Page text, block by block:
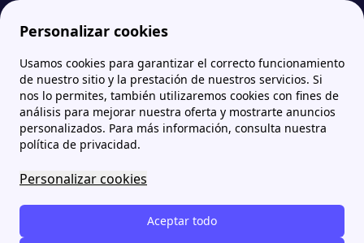
Personalizar cookies
Usamos cookies para garantizar el correcto funcionamiento
de nuestro sitio y la prestación de nuestros servicios. Si
nos lo permites, también utilizaremos cookies con fines de
análisis para mejorar nuestra oferta y mostrarte anuncios
personalizados. Para más información, consulta nuestra
política de privacidad.
Personalizar cookies
Aceptar todo
Papernest.es Trámites Luz y Gas ¿Cómo cambiar de comercializadora de luz en 2026?
¿Cómo cambiar de
comercializadora de luz en
2026?
Cambiar de compañía de luz es gratis, sin
cortes y la nueva empresa se encarga de todo.